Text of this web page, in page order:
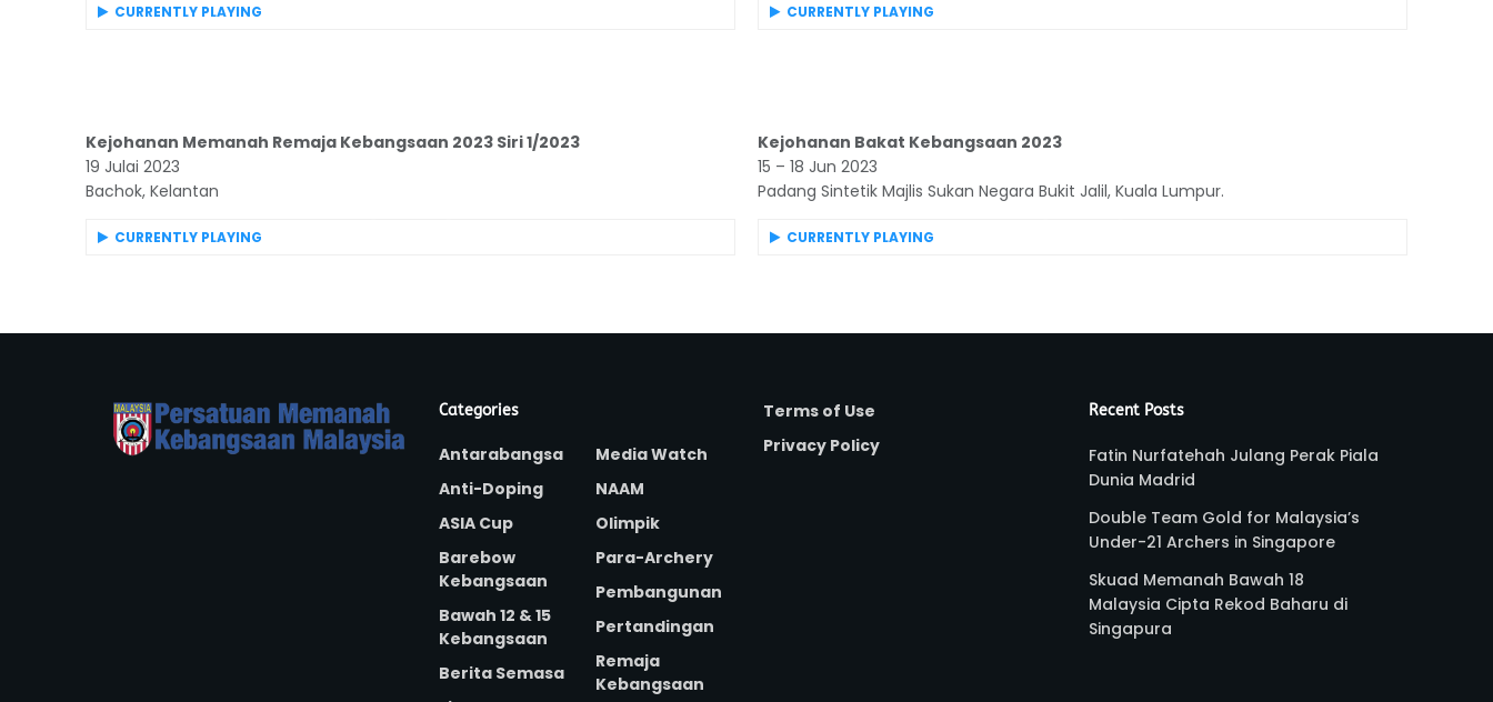
CURRENTLY PLAYING CURRENTLY PLAYING
Kejohanan Memanah Remaja Kebangsaan 2023 Siri 1/2023
19 Julai 2023
Bachok, Kelantan
CURRENTLY PLAYING
Kejohanan Bakat Kebangsaan 2023
15 – 18 Jun 2023
Padang Sintetik Majlis Sukan Negara Bukit Jalil, Kuala Lumpur.
CURRENTLY PLAYING
Categories
Antarabangsa
Anti-Doping
ASIA Cup
Barebow
Kebangsaan
Bawah 12 & 15
Kebangsaan
Berita Semasa
Media Watch
NAAM
Olimpik
Para-Archery
Pembangunan
Pertandingan
Remaja
Kebangsaan
Terms of Use
Privacy Policy
Recent Posts
Fatin Nurfatehah Julang Perak Piala
Dunia Madrid
Double Team Gold for Malaysia’s
Under-21 Archers in Singapore
Skuad Memanah Bawah 18
Malaysia Cipta Rekod Baharu di
Singapura